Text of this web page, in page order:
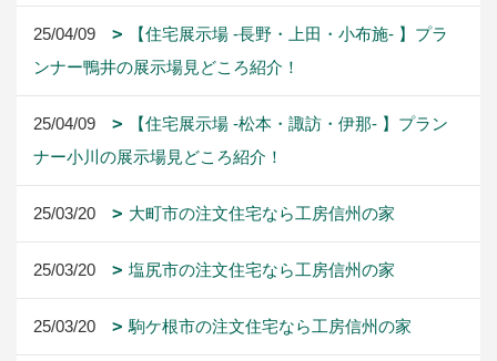
25/04/09
【住宅展示場 -長野・上田・小布施- 】プラ
ンナー鴨井の展示場見どころ紹介！
25/04/09
【住宅展示場 -松本・諏訪・伊那- 】プラン
ナー小川の展示場見どころ紹介！
25/03/20 大町市の注文住宅なら工房信州の家
25/03/20 塩尻市の注文住宅なら工房信州の家
25/03/20 駒ケ根市の注文住宅なら工房信州の家